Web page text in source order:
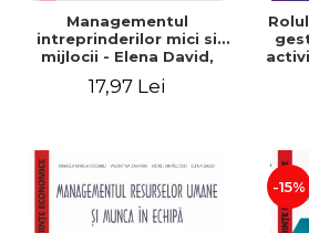
Managementul
intreprinderilor mici si
mijlocii - Elena David,
Roxana Carmen Ionescu,
17,97 Lei
-15%